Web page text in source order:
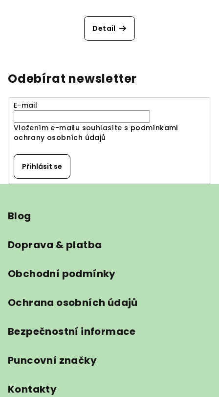
Detail
Odebírat newsletter
E-mail
Vložením e-mailu souhlasíte s podmínkami
ochrany osobních údajů
Přihlásit se
Blog
Doprava & platba
Obchodní podmínky
Ochrana osobních údajů
Bezpečnostní informace
Puncovní značky
Kontakty